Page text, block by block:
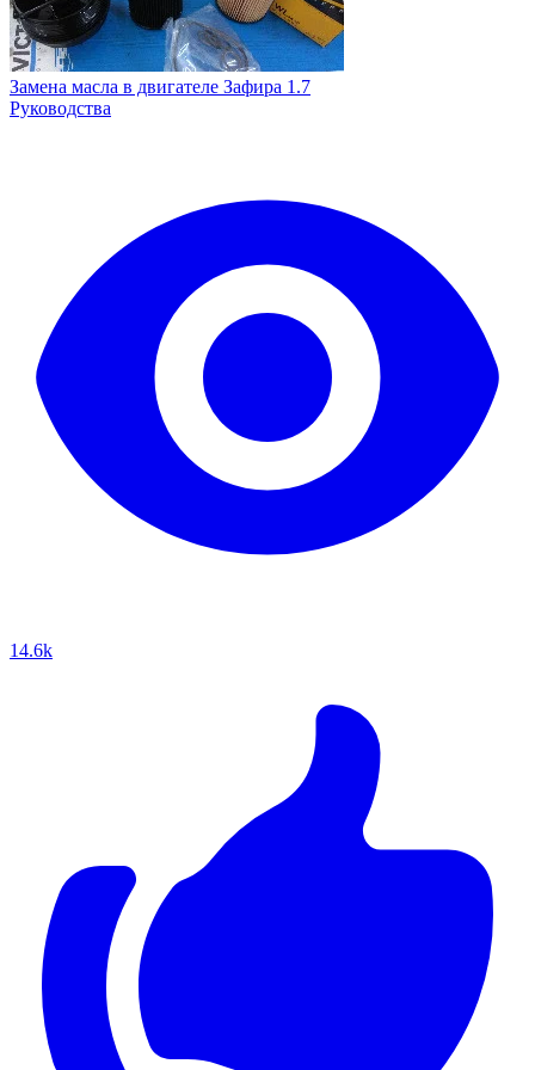
Замена масла в двигателе Зафира 1.7
Руководства
14.6k